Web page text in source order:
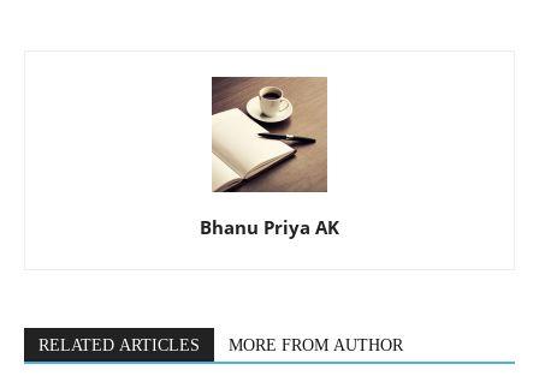
Bhanu Priya AK
RELATED ARTICLES MORE FROM AUTHOR